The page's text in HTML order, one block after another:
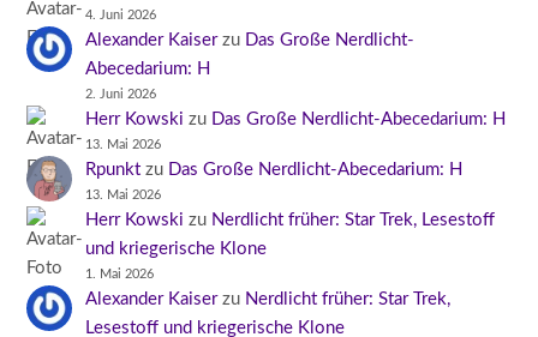
4. Juni 2026
Alexander Kaiserzu Das Große Nerdlicht-
Abecedarium: H
2. Juni 2026
Herr Kowski zu Das Große Nerdlicht-Abecedarium: H
13. Mai 2026
Rpunkt zu Das Große Nerdlicht-Abecedarium: H
13. Mai 2026
Herr Kowski zu Nerdlicht früher: Star Trek, Lesestoff
und kriegerische Klone
1. Mai 2026
Alexander Kaiserzu Nerdlicht früher: Star Trek,
Lesestoff und kriegerische Klone